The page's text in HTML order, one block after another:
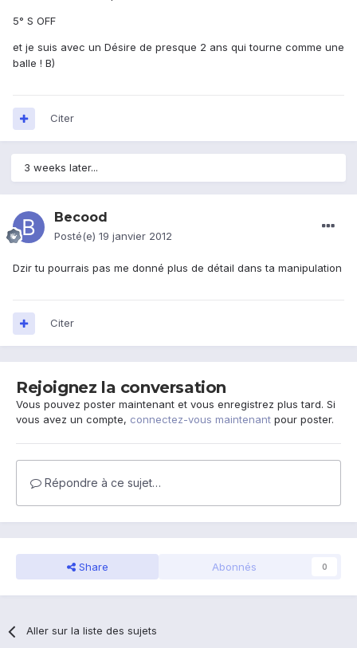
5° S OFF
et je suis avec un Désire de presque 2 ans qui tourne comme une
balle ! B)
Citer
3 weeks later...
Becood
Posté(e) 19 janvier 2012
Dzir tu pourrais pas me donné plus de détail dans ta manipulation
Citer
Rejoignez la conversation
Vous pouvez poster maintenant et vous enregistrez plus tard. Si
vous avez un compte, connectez-vous maintenant pour poster.
Répondre à ce sujet…
Share Abonnés 0
Aller sur la liste des sujets